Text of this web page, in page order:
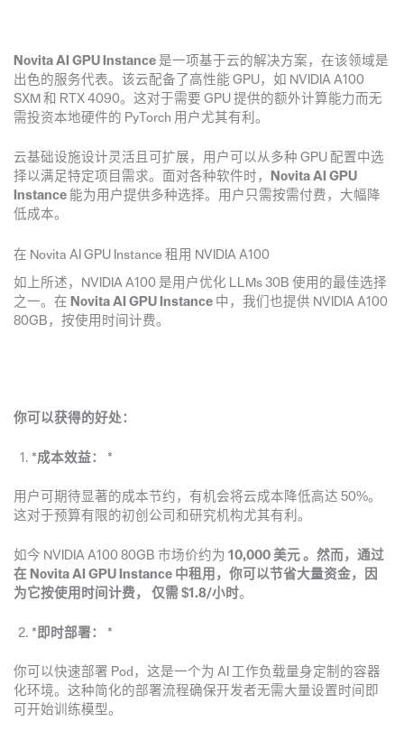
Novita AI GPU Instance是一项基于云的解决方案，在该领域是
出色的服务代表。该云配备了高性能 GPU，如 NVIDIA A100
SXM 和 RTX 4090。这对于需要 GPU 提供的额外计算能力而无
需投资本地硬件的 PyTorch 用户尤其有利。
云基础设施设计灵活且可扩展，用户可以从多种 GPU 配置中选
择以满足特定项目需求。面对各种软件时，
Novita AI GPU
Instance能为用户提供多种选择。用户只需按需付费，大幅降
低成本。
在 Novita AI GPU Instance 租用 NVIDIA A100
如上所述，NVIDIA A100 是用户优化 LLMs 30B 使用的最佳选择
之一。在 Novita AI GPU Instance中，我们也提供 NVIDIA A100
80GB，按使用时间计费。
你可以获得的好处：
*成本效益： *
用户可期待显著的成本节约，有机会将云成本降低高达 50%。
这对于预算有限的初创公司和研究机构尤其有利。
如今 NVIDIA A100 80GB 市场价约为 10,000 美元 。然而，通过
在 Novita AI GPU Instance 中租用，你可以节省大量资金，因
为它按使用时间计费，
仅需 $1.8/小时。
*即时部署： *
你可以快速部署 Pod，这是一个为 AI 工作负载量身定制的容器
化环境。这种简化的部署流程确保开发者无需大量设置时间即
可开始训练模型。